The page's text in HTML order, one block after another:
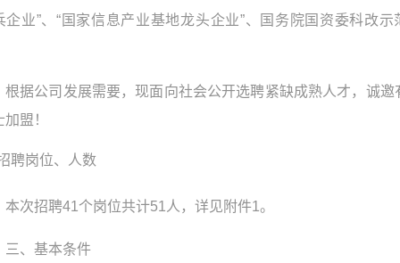
企业”、“国家信息产业基地龙头企业”、国务院国资委科改示
根据公司发展需要，现面向社会公开选聘紧缺成熟人才，诚邀
盟！
聘岗位、人数
本次招聘41个岗位共计51人，详见附件1。
三、基本条件